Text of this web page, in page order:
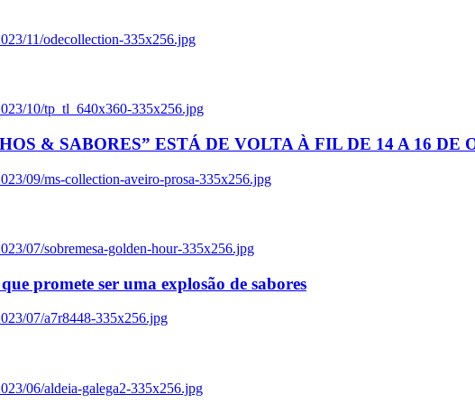
11/odecollection-335x256.jpg
10/tp_tl_640x360-335x256.jpg
& SABORES” ESTÁ DE VOLTA À FIL DE 14 A 16 DE
09/ms-collection-aveiro-prosa-335x256.jpg
07/sobremesa-golden-hour-335x256.jpg
promete ser uma explosão de sabores
07/a7r8448-335x256.jpg
06/aldeia-galega2-335x256.jpg